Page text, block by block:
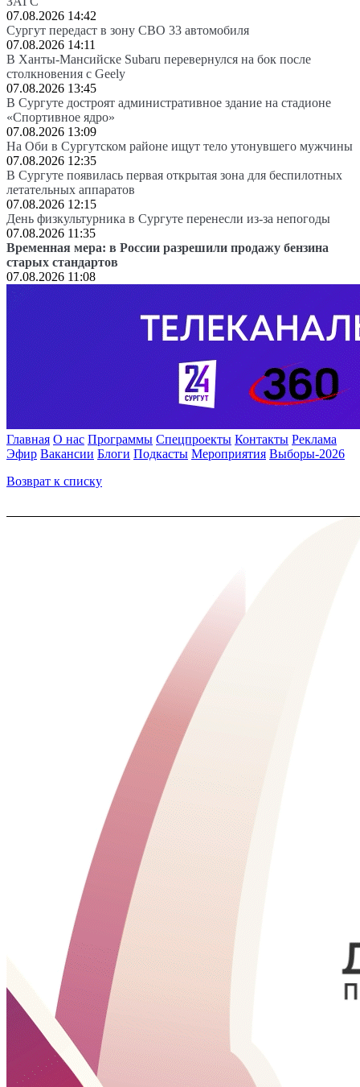
07.08.2026 14:42
Сургут передаст в зону СВО 33 автомобиля
07.08.2026 14:11
В Ханты-Мансийске Subaru перевернулся на бок после
столкновения с Geely
07.08.2026 13:45
В Сургуте достроят административное здание на стадионе
«Спортивное ядро»
07.08.2026 13:09
На Оби в Сургутском районе ищут тело утонувшего мужчины
07.08.2026 12:35
В Сургуте появилась первая открытая зона для беспилотных
летательных аппаратов
07.08.2026 12:15
День физкультурника в Сургуте перенесли из-за непогоды
07.08.2026 11:35
Временная мера: в России разрешили продажу бензина
старых стандартов
07.08.2026 11:08
Главная О нас Программы Спецпроекты Контакты Реклама
Эфир Вакансии Блоги Подкасты Мероприятия Выборы-2026
Возврат к списку